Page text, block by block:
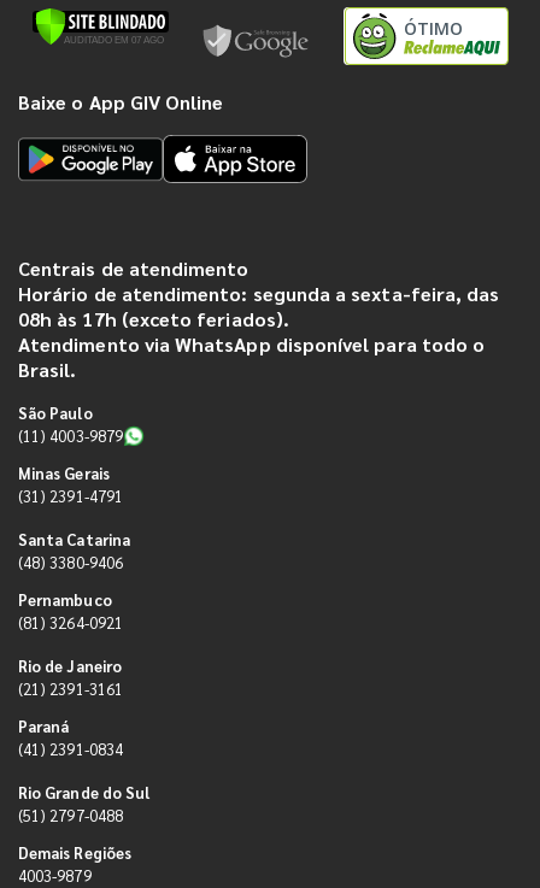
ÓTIMO
Baixe o App GIV Online
Centrais de atendimento
Horário de atendimento: segunda a sexta-feira, das
08h às 17h (exceto feriados).
Atendimento via WhatsApp disponível para todo o
Brasil.
São Paulo
(11) 4003-9879
Minas Gerais
(31) 2391-4791
Santa Catarina
(48) 3380-9406
Pernambuco
(81) 3264-0921
Rio de Janeiro
(21) 2391-3161
Paraná
(41) 2391-0834
Rio Grande do Sul
(51) 2797-0488
Demais Regiões
4003-9879